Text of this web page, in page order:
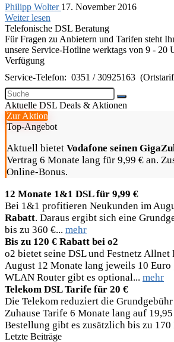
Philipp Wolter 17. November 2016
Weiter lesen
Telefonische DSL Beratung
Für Fragen zu Anbietern und Tarifen steht
unsere Service-Hotline werktags von 9 - 20
Verfügung
Service-Telefon: 0351 / 30925163
Aktuelle DSL Deals & Aktionen
Zur Aktion
Top-Angebot
Aktuell bietet Vodafone seinen
Vertrag 6 Monate lang für 9,99 € an.
Online-Bonus.
12 Monate 1&1 DSL für 9,99 €
Bei 1&1 profitieren Neukunden im
Rabatt. Daraus ergibt sich eine
bis zu 360 €... mehr
Bis zu 120 € Rabatt bei o2
o2 bietet seine DSL und Festnetz Allnet
August 12 Monate lang jeweils 10 Euro
WLAN Router gibt es optional... mehr
Telekom DSL Tarife für 20 €
Die Telekom reduziert die
Zuhause Tarife 6 Monate lang auf
Bestellung gibt es zusätzlich bis zu 170
Letzte Beiträge